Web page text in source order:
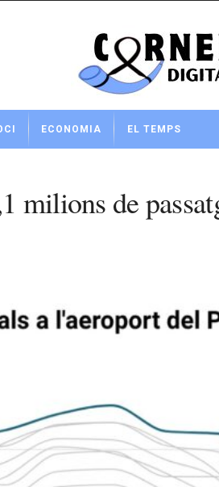
ECONOMIA EL TEMPS
milions de